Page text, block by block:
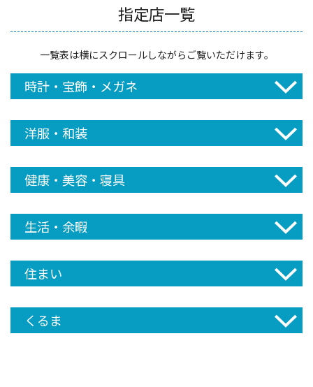
指定店一覧
一覧表は横にスクロールしながらご覧いただけます。
時計・宝飾・メガネ
洋服・和装
健康・美容・寝具
生活・余暇
住まい
くるま